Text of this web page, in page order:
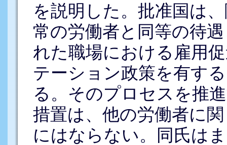
を説明した。批准国は
常の労働者と同等の待
れた職場における雇用
テーション政策を有す
る。そのプロセスを推
措置は、他の労働者に
にはならない。同氏は